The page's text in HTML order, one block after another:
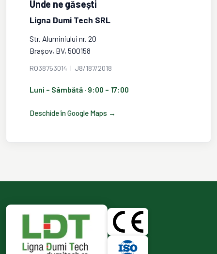
Unde ne găsești
Ligna Dumi Tech SRL
Str. Aluminiului nr. 20
Brașov, BV, 500158
RO38753014 | J8/187/2018
Luni – Sâmbătă · 9:00 – 17:00
Deschide în Google Maps →